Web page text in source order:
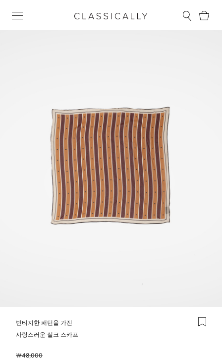
빈티지한 패턴을 가진
사랑스러운 실크 스카프
￦48,000